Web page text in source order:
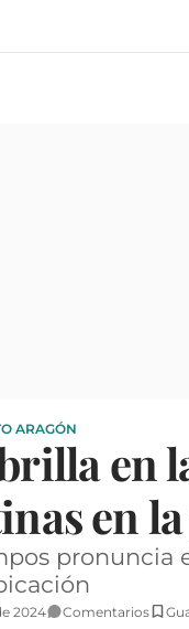
ARAGÓN
en
en
pronuncia
2024 Comentarios